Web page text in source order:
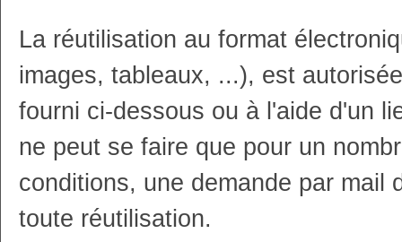
La réutilisation au format
images, tableaux, ...), est
fourni ci-dessous ou à l'aide d'un
ne peut se faire que pour un
conditions, une demande par mail
toute réutilisation.